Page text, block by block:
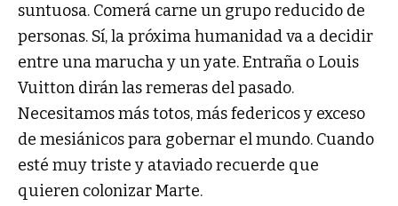
suntuosa. Comerá carne un grupo reducido de
personas. Sí, la próxima humanidad va a decidir
entre una marucha y un yate. Entraña o Louis
Vuitton dirán las remeras del pasado.
Necesitamos más totos, más federicos y exceso
de mesiánicos para gobernar el mundo. Cuando
esté muy triste y ataviado recuerde que
quieren colonizar Marte.